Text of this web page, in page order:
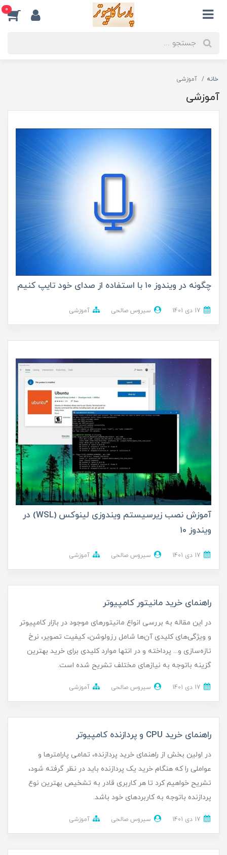
0
خانه آموزشی
آموزشی
چگونه در ویندوز ۱۰ با استفاده از صدای خود تایپ کنیم
سیروس صالحی آموزشی
آموزش نصب زیرسیستم ویندوزی لینوکس (WSL) در
ویندوز ۱۰
سیروس صالحی آموزشی
راهنمای خرید مانیتور کامپیوتر
در این مقاله به بررسی انواع مانیتورهای موجود در بازار کامپیوتر
و ویژگی‌های کلیدی آن‌ها شامل رزولوشن، کیفیت تصویر، نرخ
تازه‌سازی و... پرداخته و در انتها موارد کلیدی برای خرید بهترین
گزینه باتوجه به نیاز‌های مختلف تشریح شده است.
سیروس صالحی آموزشی
راهنمای خرید CPU و پردازنده کامپیوتر
در اولین بخش از راهنمای خرید پردازنده، تمامی پارامترها و
عواملی را که هنگام خرید یک پردازنده باید در نظر گرفته شود،
تشریح خواهیم کرد تا هر کاربری قادر به تشخیص بهترین نوع
پردازنده باتوجه‌ به کاربردهای خود باشد.
سیروس صالحی آموزشی